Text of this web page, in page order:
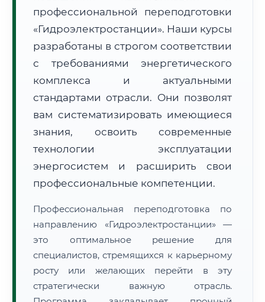
Расчет логистики оригиналов:
• Экспресс-доставка СДЭК / Почтой:4–6 рабочих дней
📜 Документы и аккредитация ФИС ФРДО
🔍Нажмите на документ для увеличения и просмотра
профессиональной переподготовки
«Гидроэлектростанции». Наши курсы
разработаны в строгом соответствии
с требованиями энергетического
комплекса и актуальными
стандартами отрасли. Они позволят
вам систематизировать имеющиеся
знания, освоить современные
технологии эксплуатации
энергосистем и расширить свои
профессиональные компетенции.
Профессиональная переподготовка по
направлению «Гидроэлектростанции» —
это оптимальное решение для
специалистов, стремящихся к карьерному
росту или желающих перейти в эту
стратегически важную отрасль.